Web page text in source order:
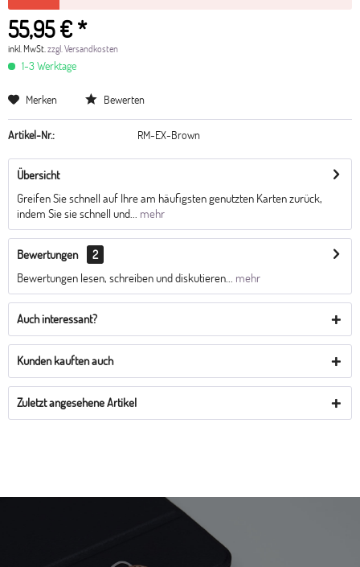
55,95 € *
inkl. MwSt. zzgl. Versandkosten
1-3 Werktage
Merken Bewerten
Artikel-Nr.: RM-EX-Brown
Übersicht
Greifen Sie schnell auf Ihre am häufigsten genutzten Karten zurück,
indem Sie sie schnell und...
mehr
Bewertungen
2
Bewertungen lesen, schreiben und diskutieren...
mehr
Auch interessant?
Kunden kauften auch
Zuletzt angesehene Artikel